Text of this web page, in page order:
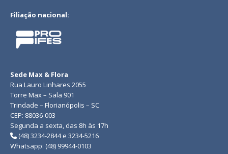
Filiação nacional:
Sede Max & Flora
Rua Lauro Linhares 2055
Torre Max – Sala 901
Trindade – Florianópolis – SC
CEP: 88036-003
Segunda a sexta, das 8h às 17h
(48) 3234-2844 e 3234-5216
Whatsapp: (48) 99944-0103